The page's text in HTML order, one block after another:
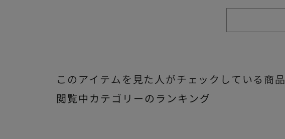
このアイテムを見た人がチェックしている商品
閲覧中カテゴリーのランキング